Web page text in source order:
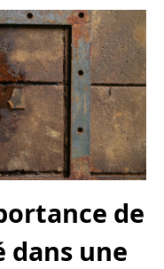
de
une